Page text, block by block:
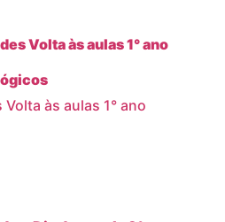
às aulas 1° ano